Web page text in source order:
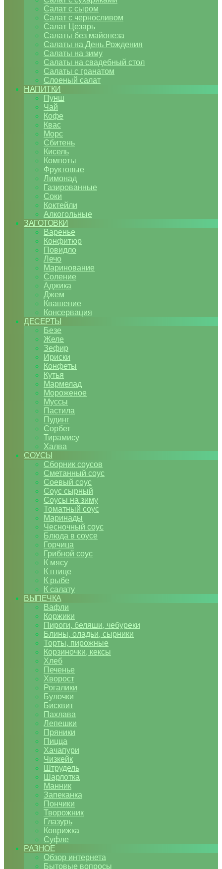
Салат с сыром
Салат с черносливом
Салат Цезарь
Салаты без майонеза
Салаты на День Рождения
Салаты на зиму
Салаты на свадебный стол
Салаты с гранатом
Слоеный салат
НАПИТКИ
Пунш
Чай
Кофе
Квас
Морс
Сбитень
Кисель
Компоты
Фруктовые
Лимонад
Газированные
Соки
Коктейли
Алкогольные
ЗАГОТОВКИ
Варенье
Конфитюр
Повидло
Лечо
Маринование
Соление
Аджика
Джем
Квашение
Консервация
ДЕСЕРТЫ
Безе
Желе
Зефир
Ириски
Конфеты
Кутья
Мармелад
Мороженое
Муссы
Пастила
Пудинг
Сорбет
Тирамису
Халва
СОУСЫ
Сборник соусов
Сметанный соус
Соевый соус
Соус сырный
Соусы на зиму
Томатный соус
Маринады
Чесночный соус
Блюда в соусе
Горчица
Грибной соус
К мясу
К птице
К рыбе
К салату
ВЫПЕЧКА
Вафли
Коржики
Пироги, беляши, чебуреки
Блины, оладьи, сырники
Торты, пирожные
Корзиночки, кексы
Хлеб
Печенье
Хворост
Рогалики
Булочки
Бисквит
Пахлава
Лепешки
Пряники
Пицца
Хачапури
Чизкейк
Штрудель
Шарлотка
Манник
Запеканка
Пончики
Творожник
Глазурь
Коврижка
Суфле
РАЗНОЕ
Обзор интернета
Бытовые вопросы